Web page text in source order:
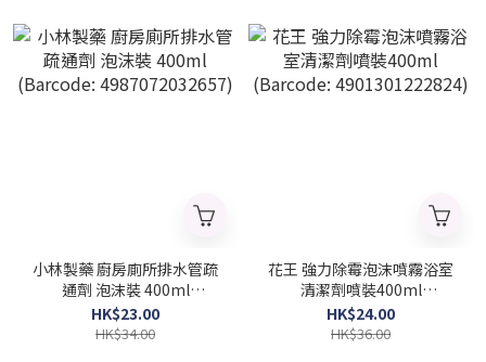
小林製藥 廚房廁所排水管疏
通劑 泡沫裝 400ml
(Barcode: 4987072032657)
HK$23.00
HK$34.00
花王 強力除霉泡沫噴霧浴室
清潔劑噴裝400ml
(Barcode: 4901301222824)
HK$24.00
HK$36.00